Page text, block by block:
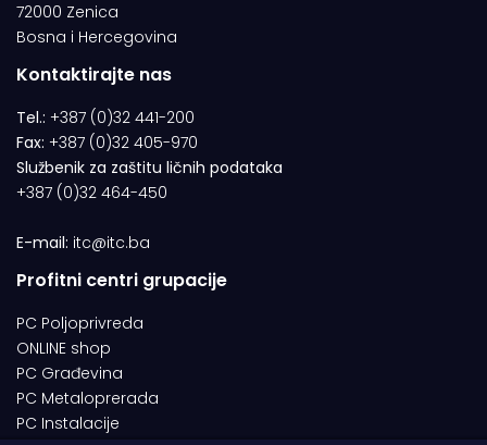
72000 Zenica
Bosna i Hercegovina
Kontaktirajte nas
Tel.: +387 (0)32 441-200
Fax: +387 (0)32 405-970
Službenik za zaštitu ličnih podataka
+387 (0)32 464-450
E-mail: itc@itc.ba
Profitni centri grupacije
PC Poljoprivreda
ONLINE shop
PC Građevina
PC Metaloprerada
PC Instalacije